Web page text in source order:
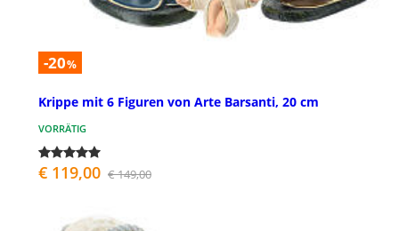
-20%
Krippe mit 6 Figuren von Arte Barsanti, 20 cm
VORRÄTIG
€ 119,00 € 149,00